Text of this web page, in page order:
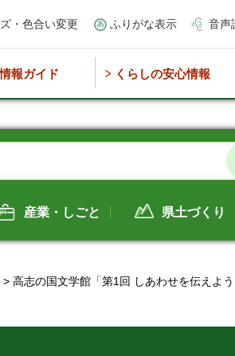
・色合い変更 ふりがな表示 音声
報ガイド くらしの安心情報
産業・しごと 県土づくり
> 高志の国文学館「第1回 しあわせを伝えよ